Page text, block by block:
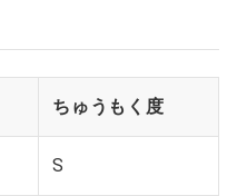
ちゅうもく度
S